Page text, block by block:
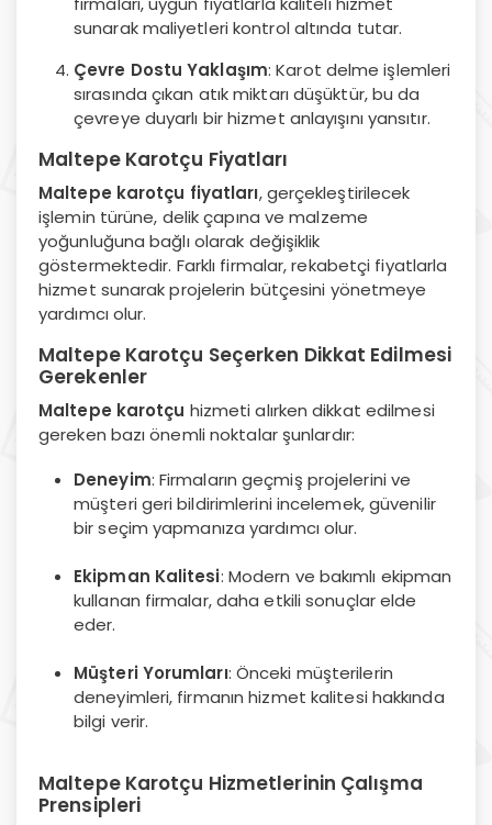
sunarak maliyetleri kontrol altında tutar.
Çevre Dostu Yaklaşım: Karot delme işlemleri
sırasında çıkan atık miktarı düşüktür, bu da
çevreye duyarlı bir hizmet anlayışını yansıtır.
Maltepe Karotçu Fiyatları
Maltepe karotçu fiyatları, gerçekleştirilecek
işlemin türüne, delik çapına ve malzeme
yoğunluğuna bağlı olarak değişiklik
göstermektedir. Farklı firmalar, rekabetçi fiyatlarla
hizmet sunarak projelerin bütçesini yönetmeye
yardımcı olur.
Maltepe Karotçu Seçerken Dikkat Edilmesi
Gerekenler
Maltepe karotçu hizmeti alırken dikkat edilmesi
gereken bazı önemli noktalar şunlardır:
Deneyim: Firmaların geçmiş projelerini ve
müşteri geri bildirimlerini incelemek, güvenilir
bir seçim yapmanıza yardımcı olur.
Ekipman Kalitesi: Modern ve bakımlı ekipman
kullanan firmalar, daha etkili sonuçlar elde
eder.
Müşteri Yorumları: Önceki müşterilerin
deneyimleri, firmanın hizmet kalitesi hakkında
bilgi verir.
Maltepe Karotçu Hizmetlerinin Çalışma
Prensipleri